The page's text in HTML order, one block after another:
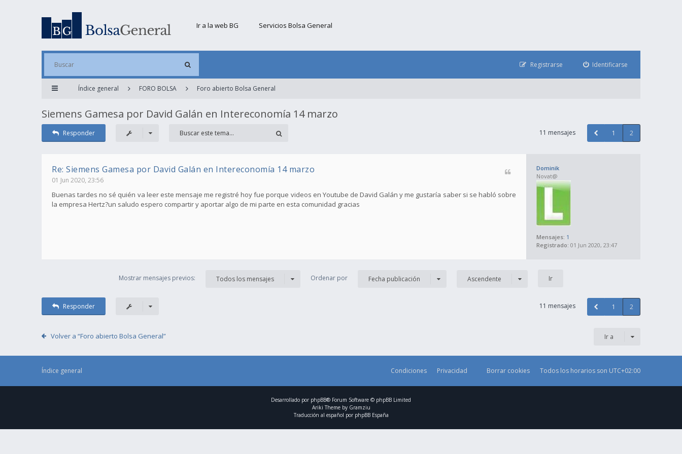
Ir a la web BG Servicios Bolsa General
Identificarse
Registrarse
Índice general FORO BOLSA Foro abierto Bolsa General
Siemens Gamesa por David Galán en Intereconomía 14 marzo
Responder 11 mensajes 1 2
Dominik
Novat@
Mensajes: 1
Registrado: 01 Jun 2020, 23:47
Re: Siemens Gamesa por David Galán en Intereconomía 14 marzo
01 Jun 2020, 23:56
Buenas tardes no sé quién va leer este mensaje me registré hoy fue porque videos en Youtube de David Galán y me gustaría saber si se habló sobre
la empresa Hertz?un saludo espero compartir y aportar algo de mi parte en esta comunidad gracias
Mostrar mensajes previos: Todos los mensajes Ordenar por Fecha publicación Ascendente
Responder 11 mensajes 1 2
Volver a “Foro abierto Bolsa General” Ir a
Índice general Todos los horarios son UTC+02:00
Borrar cookies
Privacidad
Condiciones
Desarrollado por phpBB® Forum Software © phpBB Limited
Ariki Theme by Gramziu
Traducción al español por phpBB España